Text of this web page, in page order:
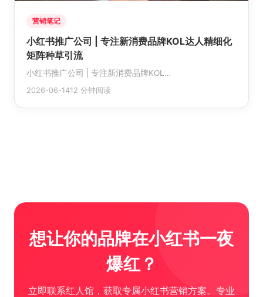
营销笔记
小红书推广公司 | 专注新消费品牌KOL达人精细化
矩阵种草引流
小红书推广公司 | 专注新消费品牌KOL…
2026-06-1412 分钟阅读
想让你的品牌在小红书一夜
爆红？
立即联系红人馆，获取专属小红书营销方案。专业